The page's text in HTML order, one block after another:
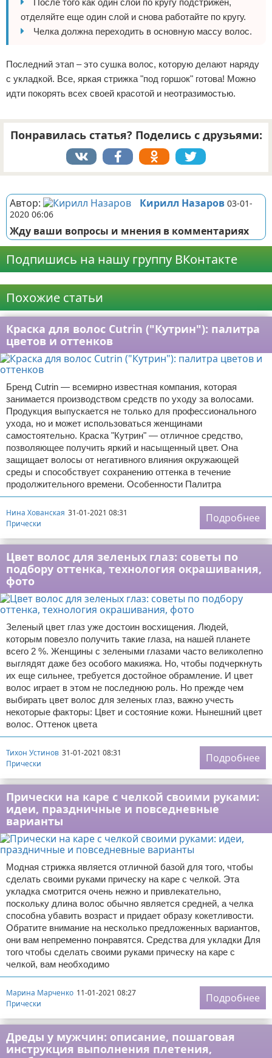
После того как один слой по кругу подстрижен,
отделяйте еще один слой и снова работайте по кругу.
Челка должна переходить в основную массу волос.
Последний этап – это сушка волос, которую делают наряду
с укладкой. Все, яркая стрижка "под горшок" готова! Можно
идти покорять всех своей красотой и неотразимостью.
Понравилась статья? Поделись с друзьями:
Автор: Кирилл Назаров 03-01-
2020 06:06
Жду ваши вопросы и мнения в комментариях
Подпишись на нашу группу ВКонтакте
Похожие статьи
Краска для волос Cutrin ("Кутрин"): палитра
цветов и оттенков
Бренд Cutrin — всемирно известная компания, которая
занимается производством средств по уходу за волосами.
Продукция выпускается не только для профессионального
ухода, но и может использоваться женщинами
самостоятельно. Краска "Кутрин" — отличное средство,
позволяющее получить яркий и насыщенный цвет. Она
защищает волосы от негативного влияния окружающей
среды и способствует сохранению оттенка в течение
продолжительного времени. Особенности Палитра
Нина Хованская 31-01-2021 08:31
Прически
Подробнее
Цвет волос для зеленых глаз: советы по
подбору оттенка, технология окрашивания,
фото
Зеленый цвет глаз уже достоин восхищения. Людей,
которым повезло получить такие глаза, на нашей планете
всего 2 %. Женщины с зелеными глазами часто великолепно
выглядят даже без особого макияжа. Но, чтобы подчеркнуть
их еще сильнее, требуется достойное обрамление. И цвет
волос играет в этом не последнюю роль. Но прежде чем
выбирать цвет волос для зеленых глаз, важно учесть
некоторые факторы: Цвет и состояние кожи. Нынешний цвет
волос. Оттенок цвета
Тихон Устинов 31-01-2021 08:31
Прически
Подробнее
Прически на каре с челкой своими руками:
идеи, праздничные и повседневные
варианты
Модная стрижка является отличной базой для того, чтобы
сделать своими руками прическу на каре с челкой. Эта
укладка смотрится очень нежно и привлекательно,
поскольку длина волос обычно является средней, а челка
способна убавить возраст и придает образу кокетливости.
Обратите внимание на несколько предложенных вариантов,
они вам непременно понравятся. Средства для укладки Для
того чтобы сделать своими руками прическу на каре с
челкой, вам необходимо
Марина Марченко 11-01-2021 08:27
Прически
Подробнее
Дреды у мужчин: описание, пошаговая
инструкция выполнения плетения,